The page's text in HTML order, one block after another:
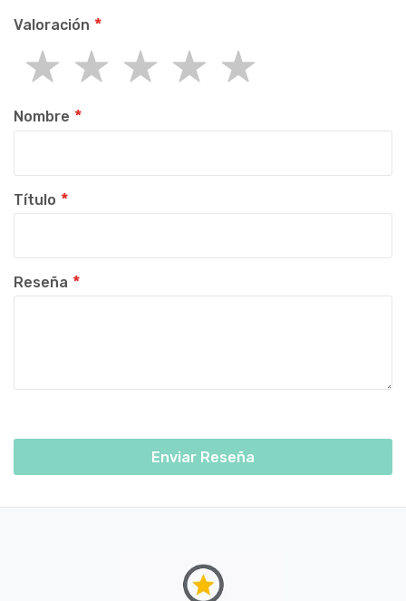
Valoración
star
stars
stars
stars
stars
Nombre
Título
Reseña
Enviar Reseña